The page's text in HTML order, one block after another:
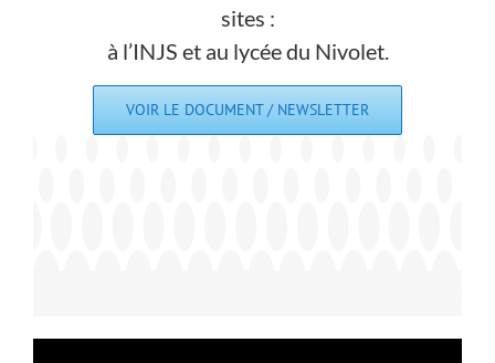
sites :
à l’INJS et au lycée du Nivolet.
VOIR LE DOCUMENT / NEWSLETTER